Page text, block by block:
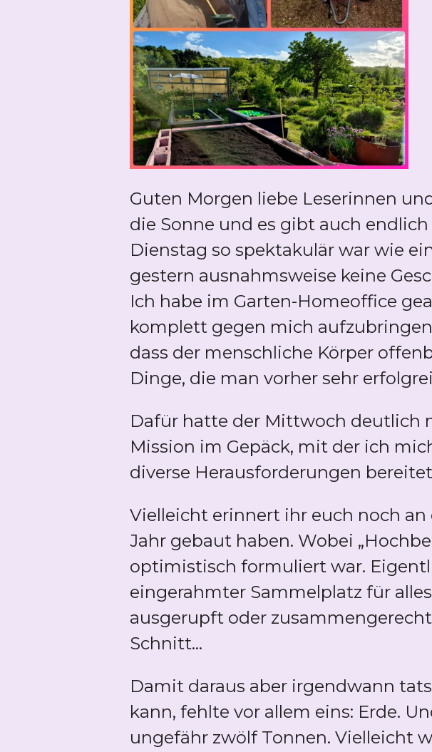
Guten Morgen liebe Leserinnen
die Sonne und es gibt auch
Dienstag so spektakulär war wie
gestern ausnahmsweise keine
Ich habe im Garten-Homeoffice
komplett gegen mich
dass der menschliche Körper
Dinge, die man vorher sehr
Dafür hatte der Mittwoch deutlich
Mission im Gepäck, mit der ich
diverse Herausforderungen
Vielleicht erinnert ihr euch noch
Jahr gebaut haben. Wobei
optimistisch formuliert war.
eingerahmter Sammelplatz für
ausgerupft oder
Schnitt...
Damit daraus aber irgendwann
kann, fehlte vor allem eins: Erde.
ungefähr zwölf Tonnen. Vielleicht